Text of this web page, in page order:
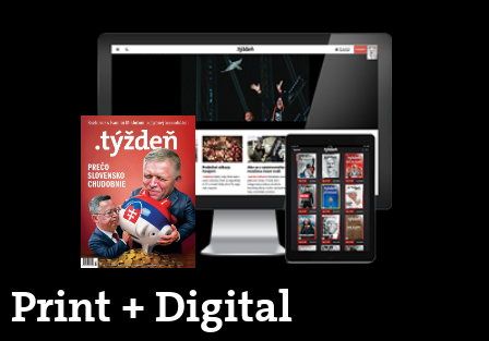
Print + Digital